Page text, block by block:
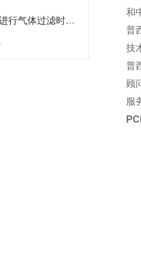
使用微孔滤膜进行气体过滤时，有哪些注意事项和常见问题需要关注？
和
普
技
普
顾
服